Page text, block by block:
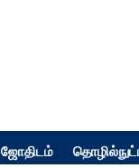
ஜோதிடம்